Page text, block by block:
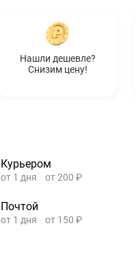
Нашли дешевле?
Снизим цену!
Курьером
от 1 дня от 200 ₽
Почтой
от 1 дня от 150 ₽